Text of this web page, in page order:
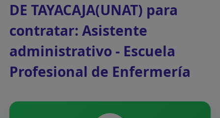
DE TAYACAJA(UNAT) para
contratar: Asistente
administrativo - Escuela
Profesional de Enfermería